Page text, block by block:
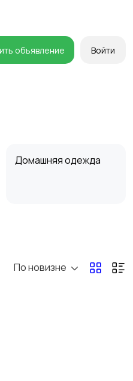
объявление Войти
Домашняя одежда
По новизне